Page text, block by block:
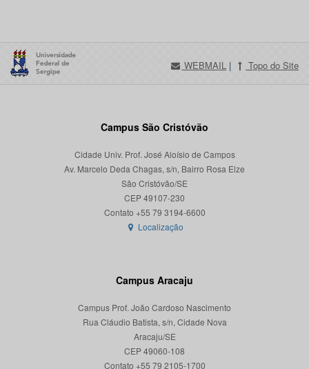
WEBMAIL | Topo do Site
Campus São Cristóvão
Cidade Univ. Prof. José Aloísio de Campos
Av. Marcelo Deda Chagas, s/n, Bairro Rosa Elze
São Cristóvão/SE
CEP 49107-230
Localização
Campus Aracaju
Campus Prof. João Cardoso Nascimento
Rua Cláudio Batista, s/n, Cidade Nova
Aracaju/SE
CEP 49060-108